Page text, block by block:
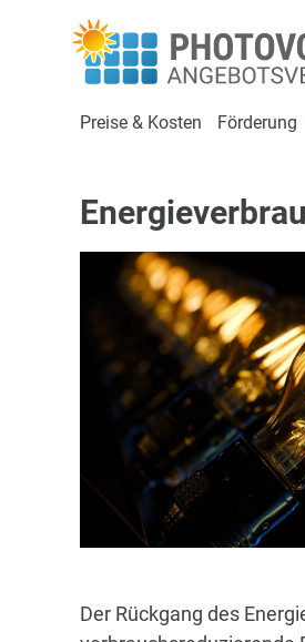
Preise & Kosten Förderung
Der Rückgang des